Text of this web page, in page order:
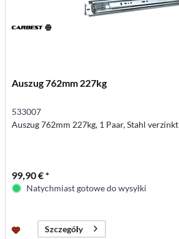
Auszug 762mm 227kg
533007
Auszug 762mm 227kg, 1 Paar, Stahl verzinkt
99,90 € *
Natychmiast gotowe do wysyłki
Szczegóły